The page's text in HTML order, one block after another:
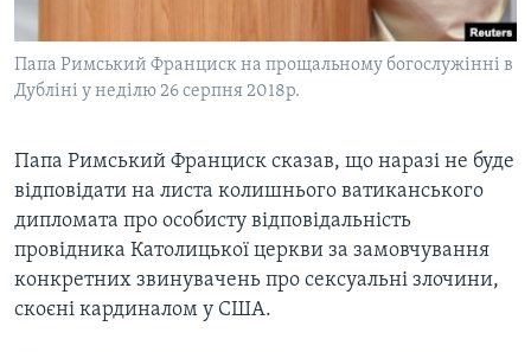
СТУДІЯ ВАШИНГТОН
ВІКНО В АМЕРИКУ
ПРАЙМ-ТАЙМ
Мови
Папа Римський Франциск на прощальному богослужінні в
Дубліні у неділю 26 серпня 2018р.
Папа Римський Франциск сказав, що наразі не буде
відповідати на листа колишнього ватиканського
дипломата про особисту відповідальність
провідника Католицької церкви за замовчування
конкретних звинувачень про сексуальні злочини,
скоєні кардиналом у США.